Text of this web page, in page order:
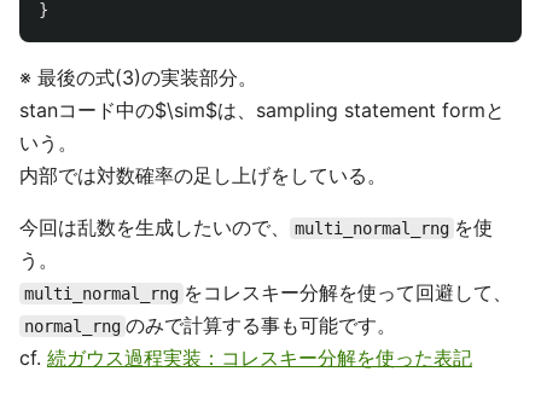
}
※ 最後の式(3)の実装部分。
stanコード中の$\sim$は、sampling statement formと
いう。
内部では対数確率の足し上げをしている。
今回は乱数を生成したいので、 multi_normal_rng を使
う。
multi_normal_rng をコレスキー分解を使って回避して、
normal_rng のみで計算する事も可能です。
cf. 続ガウス過程実装：コレスキー分解を使った表記